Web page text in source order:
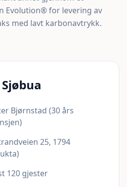
Evolution® for levering av
med lavt karbonavtrykk.
Bjørnstad (30 års
25, 1794
120 gjester